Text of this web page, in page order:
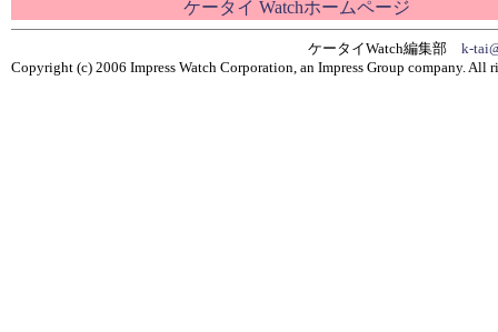
ケータイ Watchホームページ
ケータイWatch編集部 k-
Copyright (c) 2006 Impress Watch Corporation, an Impress Group company. All